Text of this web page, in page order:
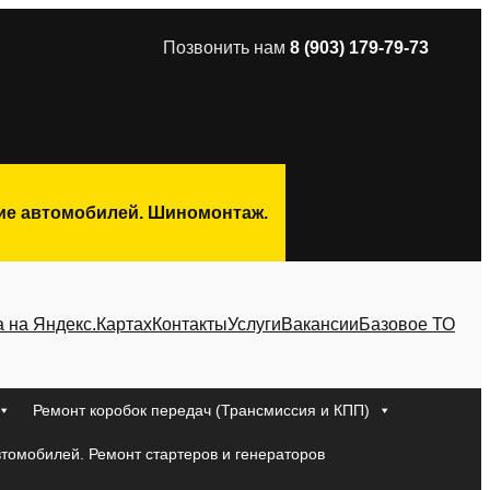
Позвонить нам 8 (903) 179-79-73
автомобилей. Шиномонтаж.
на Яндекс.КартахКонтактыУслугиВакансииБазовое ТО
Ремонт коробок передач (Трансмиссия и КПП)
Ремонт стартеров и генераторов